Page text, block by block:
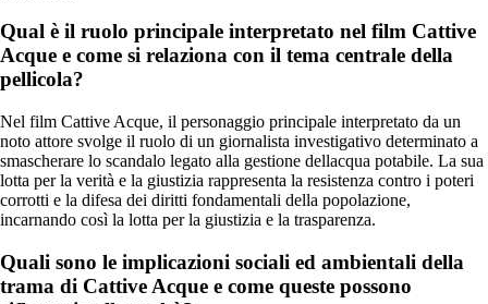
Qual è il ruolo principale interpretato nel film Cattive
Acque e come si relaziona con il tema centrale della
pellicola?
Nel film Cattive Acque, il personaggio principale interpretato da un
noto attore svolge il ruolo di un giornalista investigativo determinato a
smascherare lo scandalo legato alla gestione dellacqua potabile. La sua
lotta per la verità e la giustizia rappresenta la resistenza contro i poteri
corrotti e la difesa dei diritti fondamentali della popolazione,
incarnando così la lotta per la giustizia e la trasparenza.
Quali sono le implicazioni sociali ed ambientali della
trama di Cattive Acque e come queste possono